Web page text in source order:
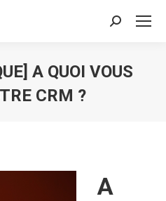
Recherche
A QUOI VOUS
CRM ?
A